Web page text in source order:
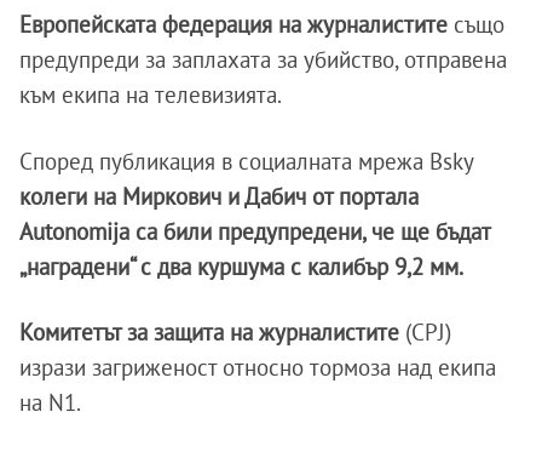
Европейската федерация на журналистите също
предупреди за заплахата за убийство, отправена
към екипа на телевизията.
Според публикация в социалната мрежа Bsky
колеги на Миркович и Дабич от портала
Autonomija са били предупредени, че ще бъдат
„наградени“ с два куршума с калибър 9,2 мм.
Комитетът за защита на журналистите (CPJ)
изрази загриженост относно тормоза над екипа
на N1.